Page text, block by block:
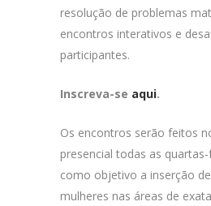
resolução de problemas
encontros interativos e
participantes.
Inscreva-se aqui.
Os encontros serão feitos
presencial todas as
como objetivo a inserção
mulheres nas áreas de